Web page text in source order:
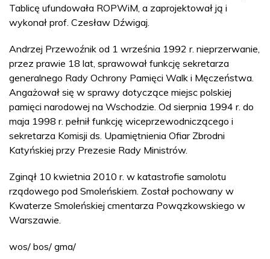
Tablicę ufundowała ROPWiM, a zaprojektował ją i
wykonał prof. Czesław Dźwigaj.
Andrzej Przewoźnik od 1 września 1992 r. nieprzerwanie,
przez prawie 18 lat, sprawował funkcję sekretarza
generalnego Rady Ochrony Pamięci Walk i Męczeństwa.
Angażował się w sprawy dotyczące miejsc polskiej
pamięci narodowej na Wschodzie. Od sierpnia 1994 r. do
maja 1998 r. pełnił funkcję wiceprzewodniczącego i
sekretarza Komisji ds. Upamiętnienia Ofiar Zbrodni
Katyńskiej przy Prezesie Rady Ministrów.
Zginął 10 kwietnia 2010 r. w katastrofie samolotu
rządowego pod Smoleńskiem. Został pochowany w
Kwaterze Smoleńskiej cmentarza Powązkowskiego w
Warszawie.
wos/ bos/ gma/